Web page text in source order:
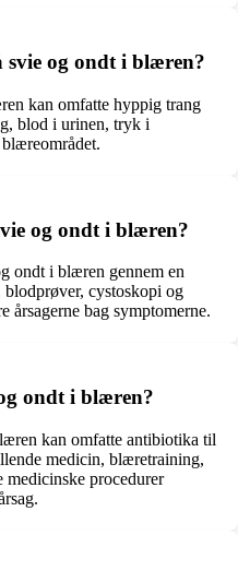
svie og ondt i blæren?
kan omfatte hyppig trang
blod i urinen, tryk i
og ondt i blæren?
ondt i blæren gennem en
cystoskopi og
årsagerne bag symptomerne.
ondt i blæren?
kan omfatte antibiotika til
medicin, blæretraining,
medicinske procedurer